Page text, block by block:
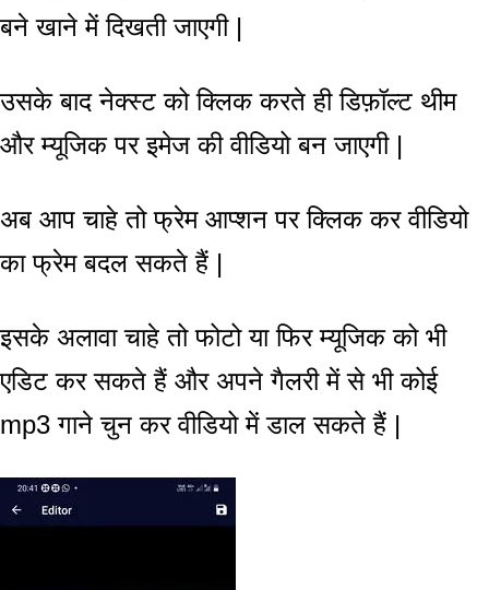
बने खाने में दिखती जाएगी |
उसके बाद नेक्स्ट को क्लिक करते ही डिफ़ॉल्ट थीम
और म्यूजिक पर इमेज की वीडियो बन जाएगी |
अब आप चाहे तो फ्रेम आप्शन पर क्लिक कर वीडियो
का फ्रेम बदल सकते हैं |
इसके अलावा चाहे तो फोटो या फिर म्यूजिक को भी
एडिट कर सकते हैं और अपने गैलरी में से भी कोई
mp3 गाने चुन कर वीडियो में डाल सकते हैं |